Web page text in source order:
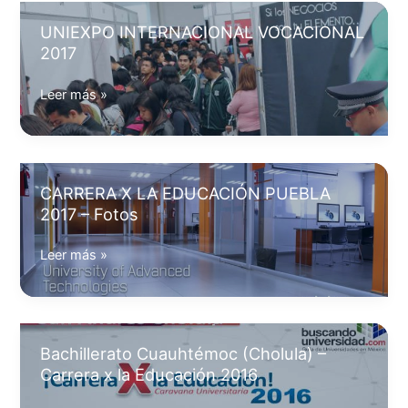
–
CXEP
2018
UNIEXPO INTERNACIONAL VOCACIONAL
2017
UNIEXPO
INTERNACIONAL
VOCACIONAL
2017
Leer más »
CARRERA X LA EDUCACIÓN PUEBLA
2017 – Fotos
CARRERA
X
LA
EDUCACIÓN
2017
–
Leer más »
Bachillerato Cuauhtémoc (Cholula) –
Carrera x la Educación 2016